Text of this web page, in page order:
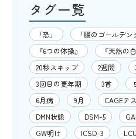
タグ一覧
「恐」 「腸のゴールデン
『6つの体操』
『天然の
20秒スキップ
2週間
3回目の更年期
3首
6月病
9月 CAGEテ
DMN状態
DSM-5
GW明け
ICSD-3